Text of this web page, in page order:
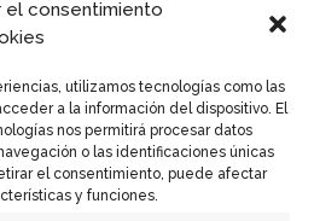
el consentimiento
utilizamos tecnologías como las
a la información del dispositivo. El
nos permitirá procesar datos
o las identificaciones únicas
el consentimiento, puede afectar
y funciones.
de privacidad
Rápidos